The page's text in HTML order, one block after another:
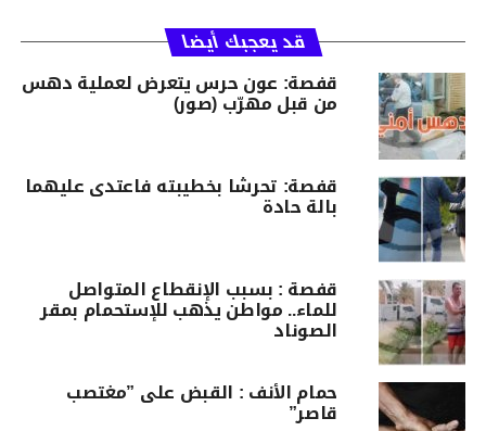
قد يعجبك أيضا
قفصة: عون حرس يتعرض لعملية دهس
من قبل مهرّب (صور)
قفصة: تحرشا بخطيبته فاعتدى عليهما
بالة حادة
قفصة : بسبب الإنقطاع المتواصل
للماء.. مواطن يذهب للإستحمام بمقر
الصوناد
حمام الأنف : القبض على ”مغتصب
قاصر”